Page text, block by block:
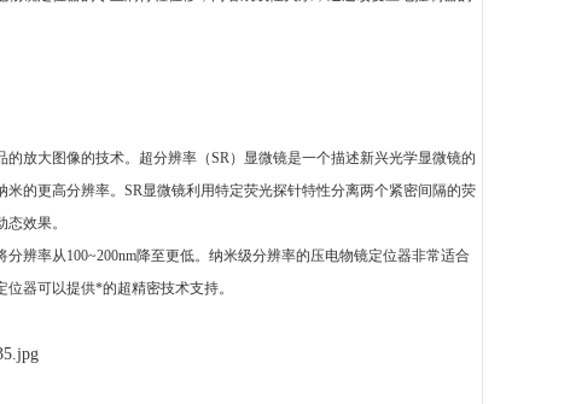
放大图像的技术。超分辨率（SR）显微镜是一个描述新兴光学显微镜的
的更高分辨率。SR显微镜利用特定荧光探针特性分离两个紧密间隔的荧
效果。
分辨率从100~200nm降至更低。纳米级分辨率的压电物镜定位器非常适合
器可以提供*的超精密技术支持。